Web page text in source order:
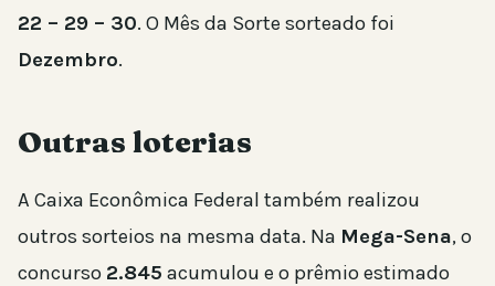
22 – 29 – 30. O Mês da Sorte sorteado foi
Dezembro.
Outras loterias
A Caixa Econômica Federal também realizou
outros sorteios na mesma data. Na Mega-Sena, o
concurso 2.845 acumulou e o prêmio estimado